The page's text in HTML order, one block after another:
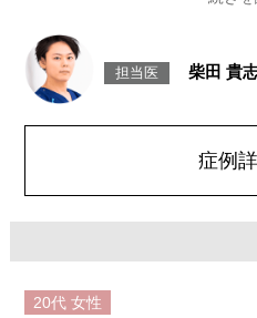
注入し、筋肉の動きを抑制し、口角を
施術時間：約15～20分程
リスク、副作用：腫れ、赤み、内出
とがございます。また、稀にアレル
ほどお控えください。ボトックス注
費用：レスチレン 68,900円(税込)
オプション：表面麻酔 3,300円(税込)
担当医 柴田 貴
症例
20代 女性